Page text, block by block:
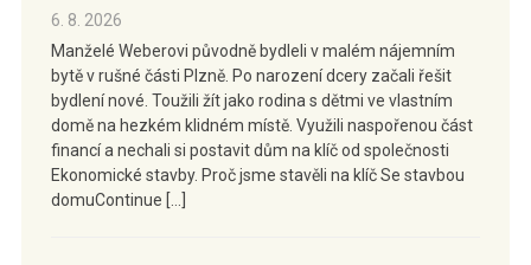
6. 8. 2026
Manželé Weberovi původně bydleli v malém nájemním
bytě v rušné části Plzně. Po narození dcery začali řešit
bydlení nové. Toužili žít jako rodina s dětmi ve vlastním
domě na hezkém klidném místě. Využili naspořenou část
financí a nechali si postavit dům na klíč od společnosti
Ekonomické stavby. Proč jsme stavěli na klíč Se stavbou
domuContinue […]